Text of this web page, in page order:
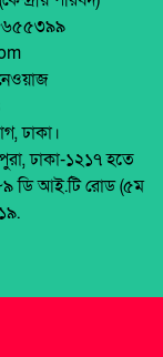
উদ্ধার কাজ
নিহত।
রংপুরে ১১ দলের
বাংলাদেশিসহ
উদ্ধার
ঢাকা।
ঢাকা-১২১৭ হতে
ডি আই.টি রোড (৫ম